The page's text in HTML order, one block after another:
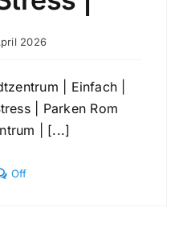
2026
| Einfach |
| Parken Rom
| [...]
OffComments